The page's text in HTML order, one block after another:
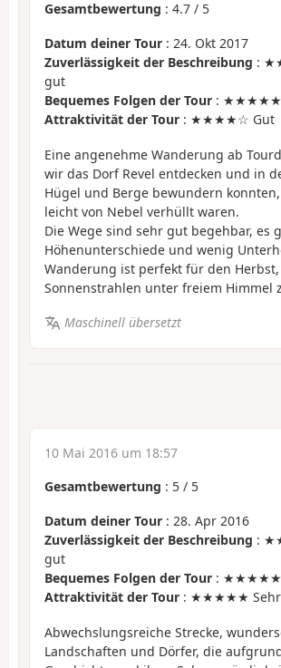
Gesamtbewertung : 4.7 / 5
Datum deiner Tour : 24. Okt 2017
Zuverlässigkeit der Beschreibung :
gut
Bequemes Folgen der Tour : ★★★★★
Attraktivität der Tour : ★★★★☆ Gut
Eine angenehme Wanderung ab
wir das Dorf Revel entdecken und in
Hügel und Berge bewundern
leicht von Nebel verhüllt waren.
Die Wege sind sehr gut begehbar, es
Höhenunterschiede und wenig
Wanderung ist perfekt für den
Sonnenstrahlen unter freiem Himmel
Maschinell übersetzt
10 Mai 2016 um 18:57
Gesamtbewertung : 5 / 5
Datum deiner Tour : 28. Apr 2016
Zuverlässigkeit der Beschreibung :
gut
Bequemes Folgen der Tour : ★★★★★
Attraktivität der Tour : ★★★★★
Abwechslungsreiche Strecke,
Landschaften und Dörfer, die